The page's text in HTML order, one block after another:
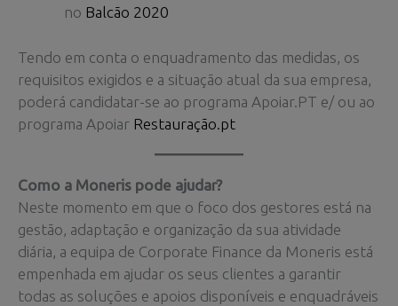
no Balcão 2020
Tendo em conta o enquadramento das medidas, os
requisitos exigidos e a situação atual da sua empresa,
poderá candidatar-se ao programa Apoiar.PT e/ ou ao
programa Apoiar Restauração.pt
Como a Moneris pode ajudar?
Neste momento em que o foco dos gestores está na
gestão, adaptação e organização da sua atividade
diária, a equipa de Corporate Finance da Moneris está
empenhada em ajudar os seus clientes a garantir
todas as soluções e apoios disponíveis e enquadráveis